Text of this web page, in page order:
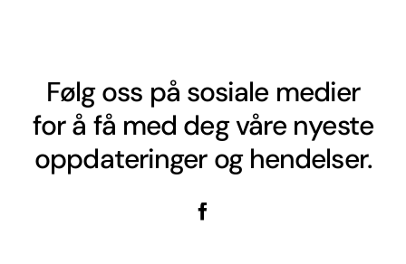
Følg oss på sosiale medier
for å få med deg våre nyeste
oppdateringer og hendelser.